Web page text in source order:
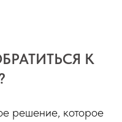
К
решение, которое